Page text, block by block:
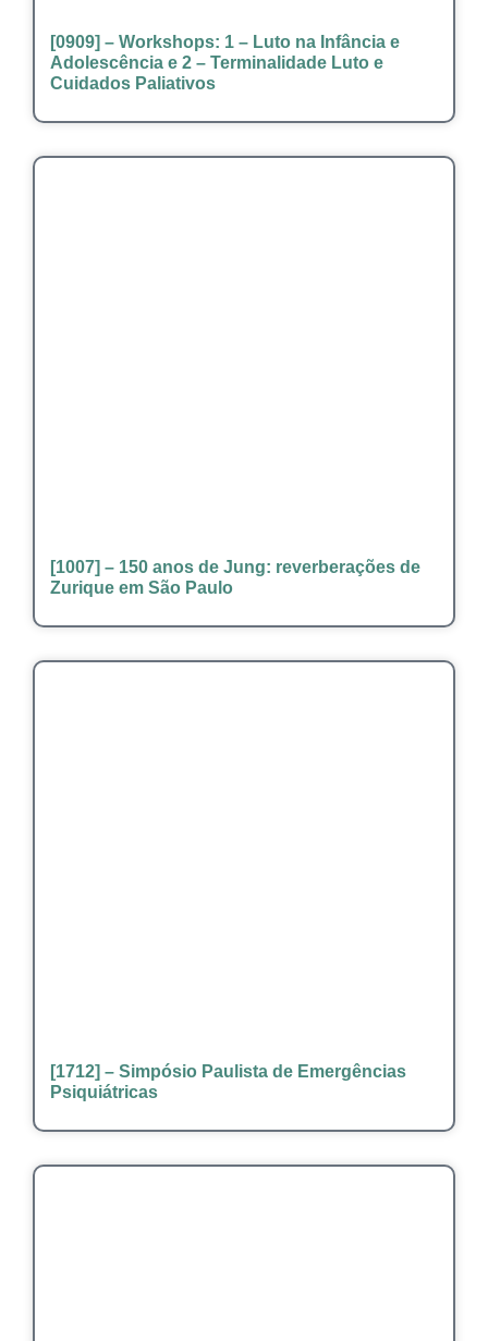
[0909] – Workshops: 1 – Luto na Infância e
Adolescência e 2 – Terminalidade Luto e
Cuidados Paliativos
[1007] – 150 anos de Jung: reverberações de
Zurique em São Paulo
[1712] – Simpósio Paulista de Emergências
Psiquiátricas